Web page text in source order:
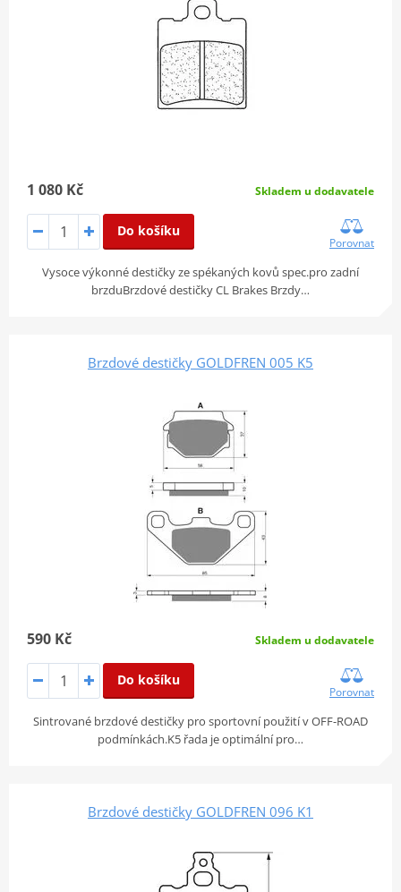
1 080 Kč Skladem u dodavatele
Do košíku
Porovnat
Vysoce výkonné destičky ze spékaných kovů spec.pro zadní
brzduBrzdové destičky CL Brakes Brzdy…
Brzdové destičky GOLDFREN 005 K5
590 Kč Skladem u dodavatele
Do košíku
Porovnat
Sintrované brzdové destičky pro sportovní použití v OFF-ROAD
podmínkách.K5 řada je optimální pro…
Brzdové destičky GOLDFREN 096 K1